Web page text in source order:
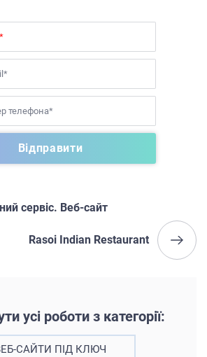
сервіс. Веб-сайт
Rasoi Indian Restaurant
усі роботи з категорії:
САЙТИ ПІД КЛЮЧ